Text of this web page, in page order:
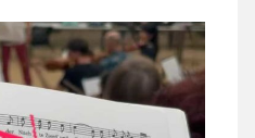
Juli 23